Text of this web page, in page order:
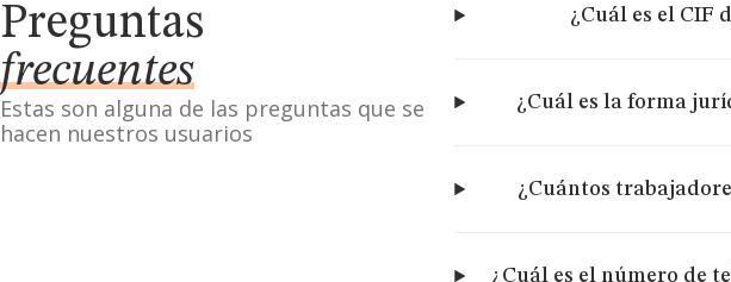
Preguntas
frecuentes
Estas son alguna de las preguntas que se
hacen nuestros usuarios
¿Cuál es el CIF
¿Cuál es la forma
¿Cuántos
¿Cuál es el número de